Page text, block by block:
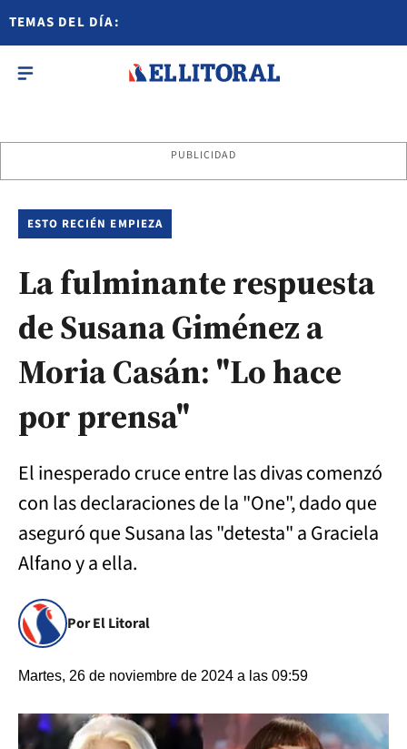
TEMAS DEL DÍA:
PUBLICIDAD
ESTO RECIÉN EMPIEZA
La fulminante respuesta
de Susana Giménez a
Moria Casán: "Lo hace
por prensa"
El inesperado cruce entre las divas comenzó
con las declaraciones de la "One", dado que
aseguró que Susana las "detesta" a Graciela
Alfano y a ella.
Por El Litoral
Martes, 26 de noviembre de 2024 a las 09:59